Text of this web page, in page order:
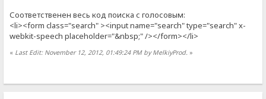
Соответственен весь код поиска с голосовым:
<li><form class="search" ><input name="search" type="search" x-
webkit-speech placeholder="&nbsp;" /></form></li>
« Last Edit: November 12, 2012, 01:49:24 PM by MelkiyProd. »